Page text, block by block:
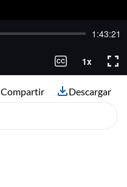
Compartir Descargar